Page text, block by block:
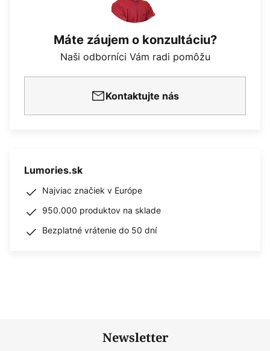
Máte záujem o konzultáciu?
Naši odborníci Vám radi pomôžu
Kontaktujte nás
Lumories.sk
Najviac značiek v Európe
950.000 produktov na sklade
Bezplatné vrátenie do 50 dní
Newsletter